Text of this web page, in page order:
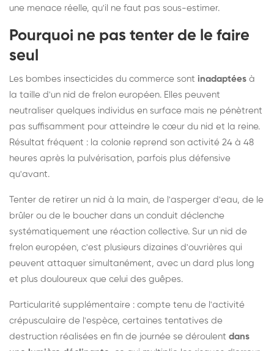
une menace réelle, qu'il ne faut pas sous-estimer.
Pourquoi ne pas tenter de le faire
seul
Les bombes insecticides du commerce sont inadaptées à
la taille d'un nid de frelon européen. Elles peuvent
neutraliser quelques individus en surface mais ne pénètrent
pas suffisamment pour atteindre le cœur du nid et la reine.
Résultat fréquent : la colonie reprend son activité 24 à 48
heures après la pulvérisation, parfois plus défensive
qu'avant.
Tenter de retirer un nid à la main, de l'asperger d'eau, de le
brûler ou de le boucher dans un conduit déclenche
systématiquement une réaction collective. Sur un nid de
frelon européen, c'est plusieurs dizaines d'ouvrières qui
peuvent attaquer simultanément, avec un dard plus long
et plus douloureux que celui des guêpes.
Particularité supplémentaire : compte tenu de l'activité
crépusculaire de l'espèce, certaines tentatives de
destruction réalisées en fin de journée se déroulent dans